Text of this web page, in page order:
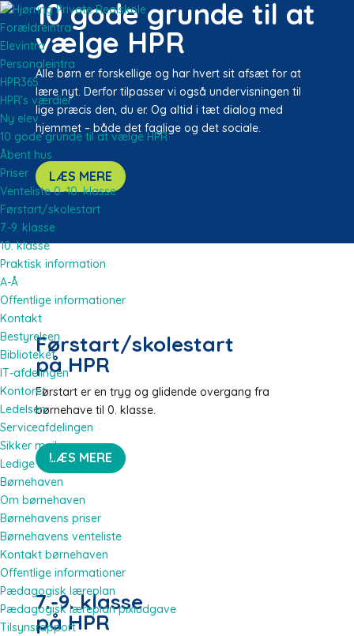
Forældreintra
Elevintra
Personaleintra
HPR365
HPR’s værdier
Ny elev
10 gode grunde til at vælge HPR
Åbent hus
Priser
Venteliste 0.-10. klasse
Førstart/skolestart
7.-9. klasse
10. klasse
Praktisk information
A-Å
Offentlige informationer
Kontakt
Bestyrelsen
Biblioteket
IT-afdelingen
Kontoret
Ledelsen
Serviceafdelingen
Sikker mail
Ledige stillinger
Børnehaven
Om børnehaven
Børnehavens priser
Børnehavens venteliste
Kontakt børnehaven
Offentlige informationer
Pædagogisk læreplan
Pædagogisk læreplan pixiudgave
Tilsynsrapport
10 gode grunde til at
vælge HPR
Alle børn er forskellige og har hvert sit afsæt for at
lære nyt. Derfor tilpasser vi også undervisningen til
lige præcis den, du er. Og altid i tæt dialog med
hjemmet – både det faglige og det sociale.
LÆS MERE
Førstart/skolestart
på HPR
Førstart er en tryg og glidende overgang fra
børnehave til 0. klasse.
LÆS MERE
7.-9. klasse
på HPR